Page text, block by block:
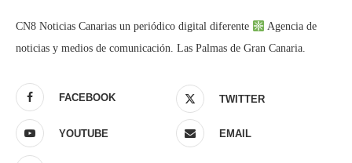
CN8 Noticias Canarias un periódico digital diferente
Agencia de
noticias y medios de comunicación. Las Palmas de Gran Canaria.
FACEBOOK TWITTER
YOUTUBE EMAIL